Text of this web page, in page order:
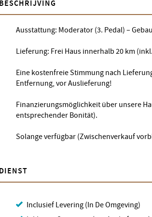
BESCHRIJVING
Ausstattung: Moderator (3. Pedal) –
Lieferung: Frei Haus innerhalb 20 km
Eine kostenfreie Stimmung nach
Entfernung, vor Auslieferung!
Finanzierungsmöglichkeit über unsere
entsprechender Bonität).
Solange verfügbar (Zwischenverkauf
DIENST
Inclusief Levering (In De Omgeving)